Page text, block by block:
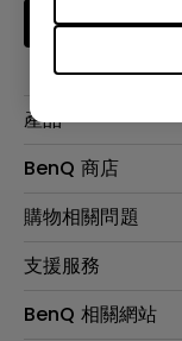
訂閱電子報
產品
大型液晶
投影機
智慧照明
專業拍物視訊鏡頭
BenQ 商店
最新產品與活動
尋找銷售據點
會員綁定LINE教學
購物相關問題
第一次購物就上手
延長保固購買
支援服務
服務公告
BenQ 相關網站